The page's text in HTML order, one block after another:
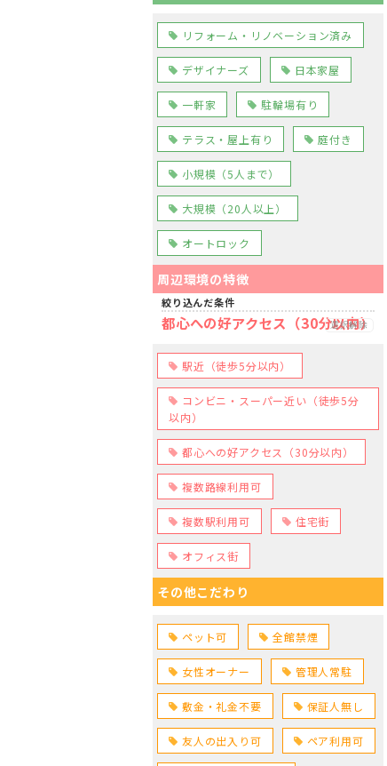
リフォーム・リノベーション済み
デザイナーズ 日本家屋
一軒家 駐輪場有り
テラス・屋上有り 庭付き
小規模（5人まで）
大規模（20人以上）
オートロック
周辺環境の特徴
絞り込んだ条件
都心への好アクセス（30分以内）
選択解除
駅近（徒歩5分以内）
コンビニ・スーパー近い（徒歩5分
以内）
都心への好アクセス（30分以内）
複数路線利用可
複数駅利用可 住宅街
オフィス街
その他こだわり
ペット可 全館禁煙
女性オーナー 管理人常駐
敷金・礼金不要 保証人無し
友人の出入り可 ペア利用可